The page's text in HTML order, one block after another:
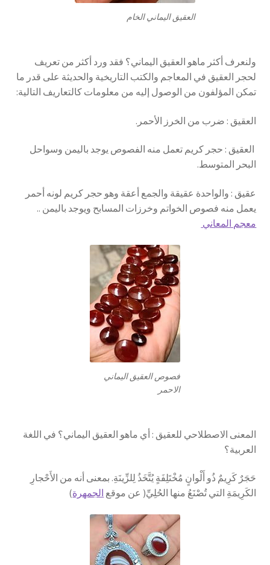
العقيق اليماني الخام
ولنعرف أكثر ماهو العقيق اليماني؟ فقد ورد أكثر من تعريف
لحجر العقيق في المعاجم والكتب التاريخية والحديثة على قدر ما
تمكن المؤلفون من الوصول إليه من معلومات كالتعاريف التالية:
العقيق : ضرب من الخرز الأحمر.
العقيق : حجر كريم تعمل منه الفصوص يوجد باليمن وسواحل
البحر المتوسط.
عقيق : والواحدة عقيقة والجمع أعقة وهو حجر كريم لونه أحمر
يعمل منه فصوص الخواتم وخرزات المسابح ويوجد باليمن ..
معجم المعاني
فصوص العقيق اليماني
الاحمر
المعنى الاصطلاحي للعقيق : أي ماهو العقيق اليماني؟ في اللغة
العربية؟
حَجَرٌ كَرِيمٌ ذُو أَلْوانٍ مُخْتَلِفَةٍ يُتَّخَذُ لِلزِّينَةِ. بمعنى أنه من الأَحْجارِ
الكَرِيمَةِ التي تُصْنَعُ منها الحُلِيِّ( عن موقع الجمهرة)